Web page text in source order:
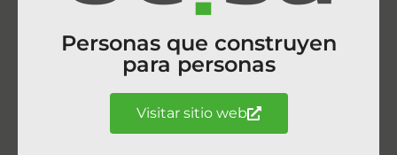
Personas que construyen
para personas
Visitar sitio web